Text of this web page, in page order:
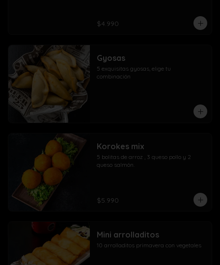
$4.990
Gyosas
5 exquisitas gyosas, elige tu
combinación
Korokes mix
5 bolitas de arroz , 3 queso pollo y 2
queso salmón.
$5.990
Mini arrolladitos
10 arrolladitos primavera con vegetales